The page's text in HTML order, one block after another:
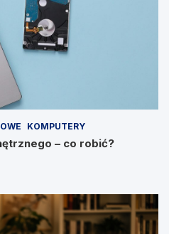
KOMPUTERY
– co robić?